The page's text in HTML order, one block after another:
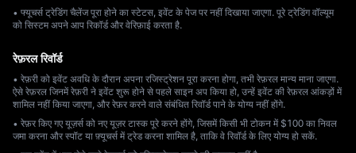
• फ्यूचर्स ट्रेडिंग चैलेंज पूरा होने का स्टेटस, इवेंट के पेज पर नहीं दिखाया जाएगा. पूरे ट्रेडिंग वॉल्यूम
को सिस्टम अपने आप रिकॉर्ड और वेरिफ़ाई करता है.
रेफ़रल रिवॉर्ड
• रेफ़री को इवेंट अवधि के दौरान अपना रजिस्ट्रेशन पूरा करना होगा, तभी रेफ़रल मान्य माना जाएगा.
ऐसे रेफ़रल जिनमें रेफ़री ने इवेंट शुरू होने से पहले साइन अप किया हो, उन्हें इवेंट की रेफ़रल आंकड़ों में
शामिल नहीं किया जाएगा, और रेफ़र करने वाले संबंधित रिवॉर्ड पाने के योग्य नहीं होंगे.
• रेफ़र किए गए यूज़र्स को नए यूज़र टास्क पूरे करने होंगे, जिसमें किसी भी टोकन में $100 का निवल
जमा करना और स्पॉट या फ़्यूचर्स में ट्रेड करना शामिल है, ताकि वे रिवॉर्ड के लिए योग्य हो सकें.